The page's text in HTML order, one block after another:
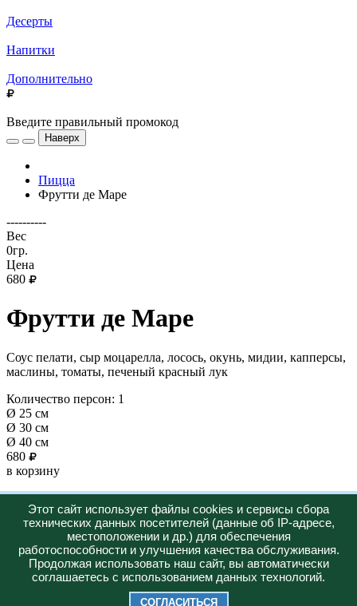
Десерты
Напитки
Дополнительно
Введите правильный промокод
Наверх
Пицца
Фрутти де Маре
----------
Вес
0гр.
Цена
680
Фрутти де Маре
Соус пелати, сыр моцарелла, лосось, окунь, мидии, капперсы,
маслины, томаты, печеный красный лук
Количество персон: 1
Ø 25 см
Ø 30 см
Ø 40 см
680
в корзину
Горячее
Меню О нас Доставка Акции
+7 (347) 287-23-57
Юридическая информация:
Политика конфиденциальности
Этот сайт использует файлы cookies и сервисы сбора
технических данных посетителей (данные об IP-адресе,
местоположении и др.) для обеспечения
работоспособности и улучшения качества обслуживания.
Продолжая использовать наш сайт, вы автоматически
соглашаетесь с использованием данных технологий.
СОГЛАСИТЬСЯ